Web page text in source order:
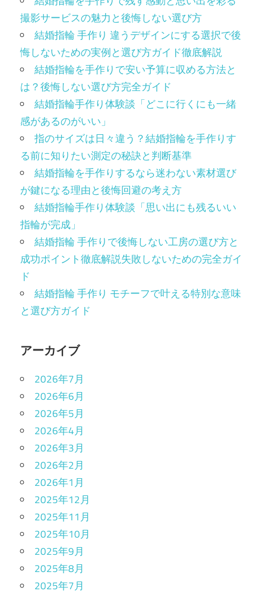
撮影サービスの魅力と後悔しない選び方
結婚指輪 手作り 違うデザインにする選択で後
悔しないための実例と選び方ガイド徹底解説
結婚指輪を手作りで安い予算に収める方法と
は？後悔しない選び方完全ガイド
結婚指輪手作り体験談「どこに行くにも一緒
感があるのがいい」
指のサイズは日々違う？結婚指輪を手作りす
る前に知りたい測定の秘訣と判断基準
結婚指輪を手作りするなら迷わない素材選び
が鍵になる理由と後悔回避の考え方
結婚指輪手作り体験談「思い出にも残るいい
指輪が完成」
結婚指輪 手作りで後悔しない工房の選び方と
成功ポイント徹底解説失敗しないための完全ガイ
ド
結婚指輪 手作り モチーフで叶える特別な意味
と選び方ガイド
アーカイブ
2026年7月
2026年6月
2026年5月
2026年4月
2026年3月
2026年2月
2026年1月
2025年12月
2025年11月
2025年10月
2025年9月
2025年8月
2025年7月